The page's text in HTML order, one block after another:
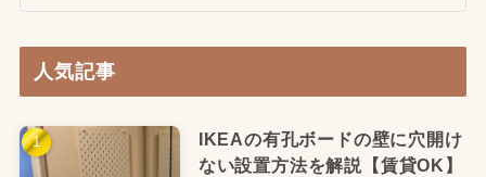
人気記事
IKEAの有孔ボードの壁に穴開け
ない設置方法を解説【賃貸OK】